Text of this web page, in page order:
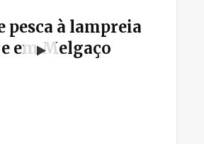
pesca à lampreia
em Melgaço